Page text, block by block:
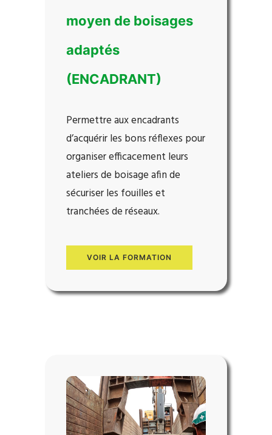
moyen de boisages
adaptés
(ENCADRANT)
Permettre aux encadrants
d’acquérir les bons réflexes pour
organiser efficacement leurs
ateliers de boisage afin de
sécuriser les fouilles et
tranchées de réseaux.
VOIR LA FORMATION